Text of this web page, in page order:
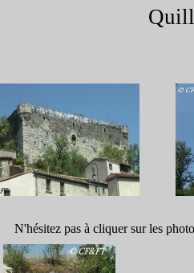
N'hésitez pas à cliquer sur les